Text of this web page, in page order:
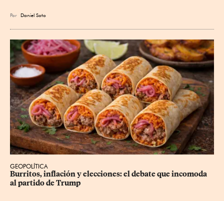
Por Daniel Soto
GEOPOLÍTICA
Burritos, inflación y elecciones: el debate que incomoda
al partido de Trump